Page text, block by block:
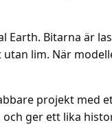
Bitarna är
lim. När
projekt med
ger ett lika